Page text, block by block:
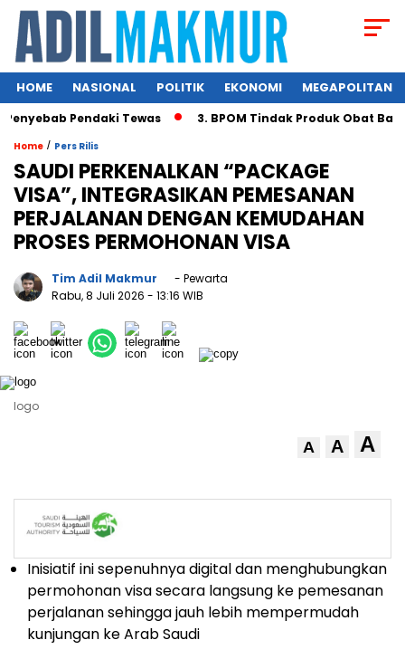
HOME NASIONAL POLITIK EKONOMI MEGAPOLITAN
Pendaki Tewas 3. BPOM Tindak Produk Obat Bahan
Home / Pers Rilis
SAUDI PERKENALKAN “PACKAGE
VISA”, INTEGRASIKAN PEMESANAN
PERJALANAN DENGAN KEMUDAHAN
PROSES PERMOHONAN VISA
Tim Adil Makmur
- Pewarta
Rabu, 8 Juli 2026 - 13:16 WIB
logo
A A A
Inisiatif ini sepenuhnya digital dan menghubungkan
permohonan visa secara langsung ke pemesanan
perjalanan sehingga jauh lebih mempermudah
kunjungan ke Arab Saudi